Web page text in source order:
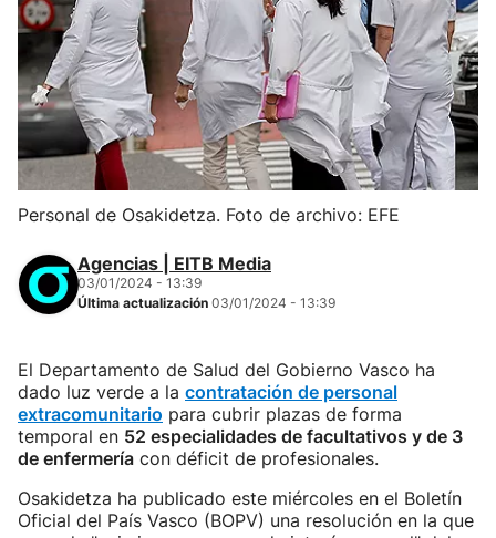
Personal de Osakidetza. Foto de archivo: EFE
Agencias | EITB Media
03/01/2024 - 13:39
Última actualización 03/01/2024 - 13:39
El Departamento de Salud del Gobierno Vasco ha
dado luz verde a la contratación de personal
extracomunitario para cubrir plazas de forma
temporal en 52 especialidades de facultativos y de 3
de enfermería con déficit de profesionales.
Osakidetza ha publicado este miércoles en el Boletín
Oficial del País Vasco (BOPV) una resolución en la que